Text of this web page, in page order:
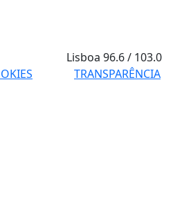
Lisboa96.6 / 103.0
TRANSPARÊNCIA